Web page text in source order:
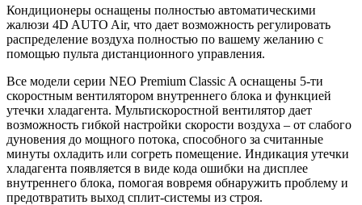
Кондиционеры оснащены полностью автоматическими
жалюзи 4D AUTO Air, что дает возможность регулировать
распределение воздуха полностью по вашему желанию с
помощью пульта дистанционного управления.
Все модели серии NEO Premium Classic A оснащены 5-ти
скоростным вентилятором внутреннего блока и функцией
утечки хладагента. Мультискоростной вентилятор дает
возможность гибкой настройки скорости воздуха – от слабого
дуновения до мощного потока, способного за считанные
минуты охладить или согреть помещение. Индикация утечки
хладагента появляется в виде кода ошибки на дисплее
внутреннего блока, помогая вовремя обнаружить проблему и
предотвратить выход сплит-системы из строя.